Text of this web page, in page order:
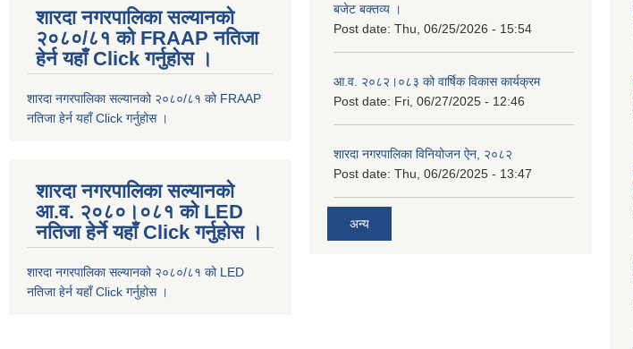
शारदा नगरपालिका सल्यानको
२०८०/८१ को FRAAP नतिजा
हेर्न यहाँ Click गर्नुहोस ।
शारदा नगरपालिका सल्यानको २०८०/८१ को FRAAP
नतिजा हेर्न यहाँ Click गर्नुहोस ।
शारदा नगरपालिका सल्यानको
आ.व. २०८०।०८१ को LED
नतिजा हेर्ने यहाँ Click गर्नुहोस ।
शारदा नगरपालिका सल्यानको २०८०/८१ को LED
नतिजा हेर्न यहाँ Click गर्नुहोस ।
बजेट बक्तव्य ।
Post date: Thu, 06/25/2026 - 15:54
आ.व. २०८२।०८३ को वार्षिक विकास कार्यक्रम
Post date: Fri, 06/27/2025 - 12:46
शारदा नगरपालिका विनियोजन ऐन, २०८२
Post date: Thu, 06/26/2025 - 13:47
अन्य